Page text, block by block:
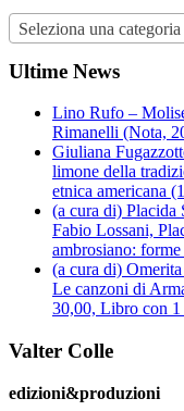
Seleziona una categoria
Ultime News
Lino Rufo –
Rimanelli (Nota,
Giuliana
limone della
etnica americana
(a cura di) Placida
Fabio Lossani,
ambrosiano:
(a cura di)
Le canzoni di
30,00, Libro con 1
Valter Colle
edizioni&produzioni